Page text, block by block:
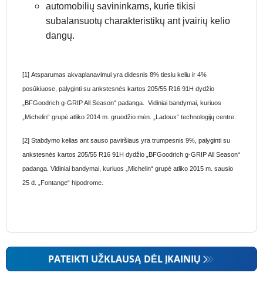
automobilių savininkams, kurie tikisi
subalansuotų charakteristikų ant įvairių kelio
dangų.
[1] Atsparumas akvaplanavimui yra didesnis 8% tiesiu keliu ir 4%
posūkiuose, palyginti su ankstesnės kartos 205/55 R16 91H dydžio
„BFGoodrich g-GRIP All Season“ padanga. Vidiniai bandymai, kuriuos
„Michelin“ grupė atliko 2014 m. gruodžio mėn. „Ladoux“ technologijų centre.
[2] Stabdymo kelias ant sauso paviršiaus yra trumpesnis 9%, palyginti su
ankstesnės kartos 205/55 R16 91H dydžio „BFGoodrich g-GRIP All Season“
padanga. Vidiniai bandymai, kuriuos „Michelin“ grupė atliko 2015 m. sausio
25 d. „Fontange“ hipodrome.
PATEIKTI UŽKLAUSĄ DĖL ĮKAINIŲ